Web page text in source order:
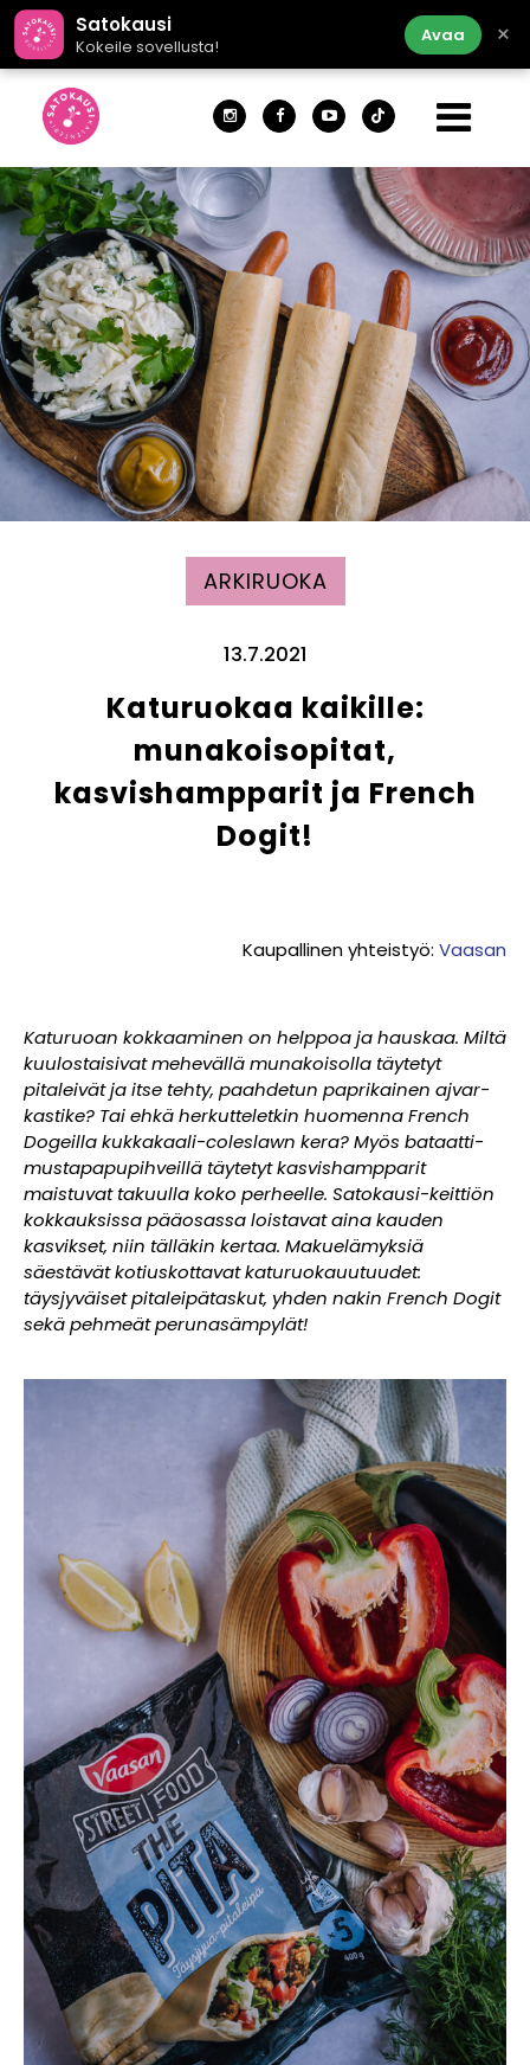
Satokausi
Kokeile sovellusta!
Avaa ×
ARKIRUOKA
13.7.2021
Katuruokaa kaikille:
munakoisopitat,
kasvishampparit ja French
Dogit!
Kaupallinen yhteistyö: Vaasan
Katuruoan kokkaaminen on helppoa ja hauskaa. Miltä
kuulostaisivat mehevällä munakoisolla täytetyt
pitaleivät ja itse tehty, paahdetun paprikainen ajvar-
kastike? Tai ehkä herkutteletkin huomenna French
Dogeilla kukkakaali-coleslawn kera? Myös bataatti-
mustapapupihveillä täytetyt kasvishampparit
maistuvat takuulla koko perheelle. Satokausi-keittiön
kokkauksissa pääosassa loistavat aina kauden
kasvikset, niin tälläkin kertaa. Makuelämyksiä
säestävät kotiuskottavat katuruokauutuudet:
täysjyväiset pitaleipätaskut, yhden nakin French Dogit
sekä pehmeät perunasämpylät!